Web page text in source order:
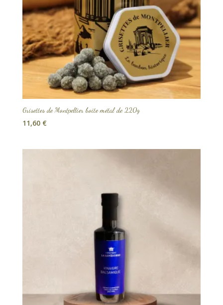
Grisettes de Montpellier boîte métal de 220g
11,60 €